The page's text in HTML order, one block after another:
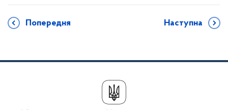
Попередня Наступна